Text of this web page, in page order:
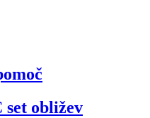
obližev